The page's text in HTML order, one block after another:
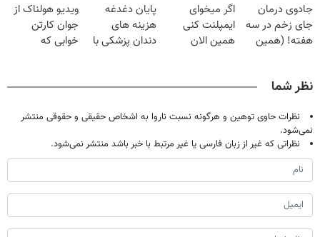
کن
جادوی درمان
جای زخم در سه
هفته! (همین
اگر میخوای
ایمپلنت کنی
همین الان
تومان!!!
پایان دغدغه
هزینه های
دندان پزشکی با
ویدیو هولناک از
جوان کارتن
خوابی که
نظر شما
نظرات حاوی توهین و هرگونه نسبت ناروا به اشخاص حقیقی و حقوقی منتشر
نمی‌شود.
نظراتی که غیر از زبان فارسی یا غیر مرتبط با خبر باشد منتشر نمی‌شود.